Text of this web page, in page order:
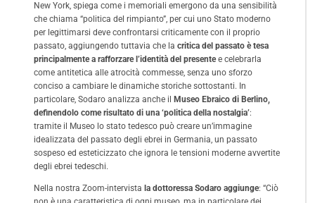
New York, spiega come i memoriali emergono da una sensibilità
che chiama “politica del rimpianto”, per cui uno Stato moderno
per legittimarsi deve confrontarsi criticamente con il proprio
passato, aggiungendo tuttavia che la critica del passato è tesa
principalmente a rafforzare l’identità del presentee celebrarla
come antitetica alle atrocità commesse, senza uno sforzo
conciso a cambiare le dinamiche storiche sottostanti. In
particolare, Sodaro analizza anche il
Museo Ebraico di Berlino,
definendolo come risultato di una ‘politica della nostalgia’:
tramite il Museo lo stato tedesco può creare un’immagine
idealizzata del passato degli ebrei in Germania, un passato
sospeso ed esteticizzato che ignora le tensioni moderne avvertite
degli ebrei tedeschi.
Nella nostra Zoom-intervista la dottoressa Sodaro aggiunge: “Ciò